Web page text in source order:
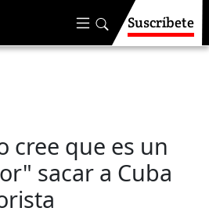
Suscríbete
cree que es un
sacar a Cuba